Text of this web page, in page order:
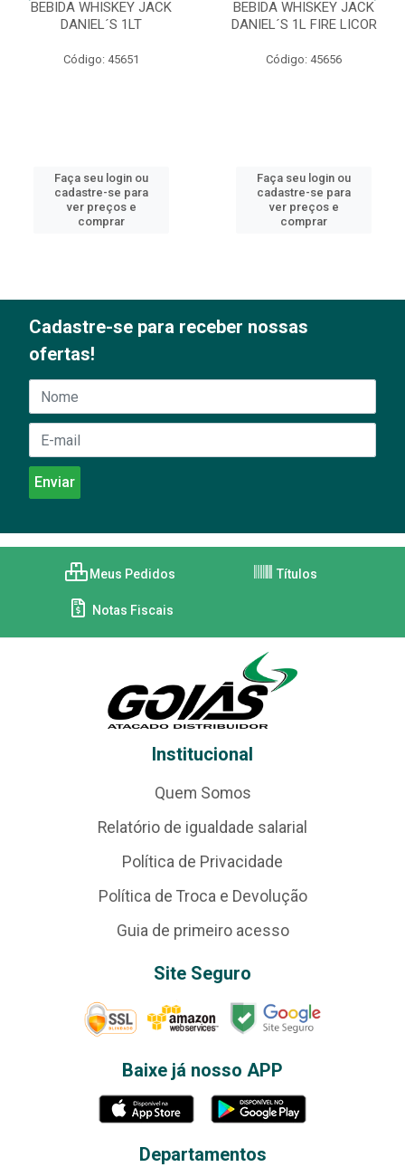
BEBIDA WHISKEY JACK
DANIEL´S 1LT
Código: 45651
Faça seu login ou
cadastre-se para
ver preços e
comprar
BEBIDA WHISKEY JACK
DANIEL´S 1L FIRE LICOR
Código: 45656
Faça seu login ou
cadastre-se para
ver preços e
comprar
Cadastre-se para receber nossas
ofertas!
Meus Pedidos Títulos
Notas Fiscais
Institucional
Quem Somos
Relatório de igualdade salarial
Política de Privacidade
Política de Troca e Devolução
Guia de primeiro acesso
Site Seguro
Baixe já nosso APP
Departamentos